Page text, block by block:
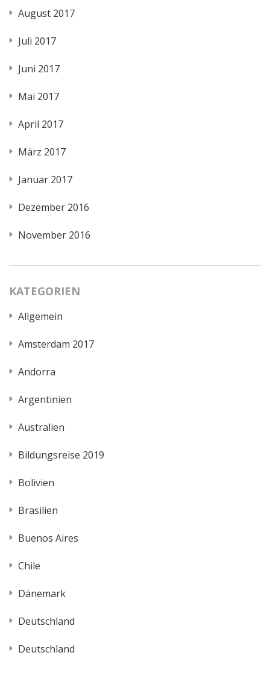
August 2017
Juli 2017
Juni 2017
Mai 2017
April 2017
März 2017
Januar 2017
Dezember 2016
November 2016
KATEGORIEN
Allgemein
Amsterdam 2017
Andorra
Argentinien
Australien
Bildungsreise 2019
Bolivien
Brasilien
Buenos Aires
Chile
Dänemark
Deutschland
Deutschland